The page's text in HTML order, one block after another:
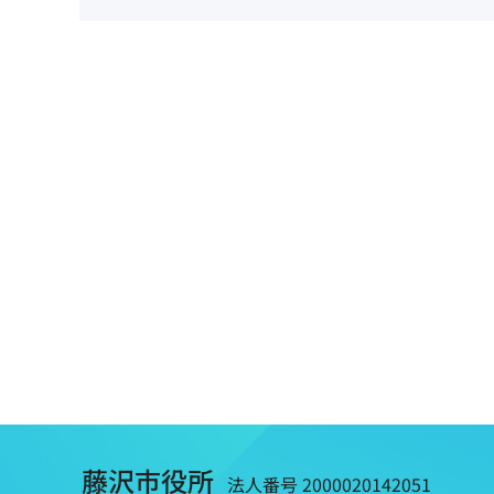
藤沢市役所 法人番号 2000020142051